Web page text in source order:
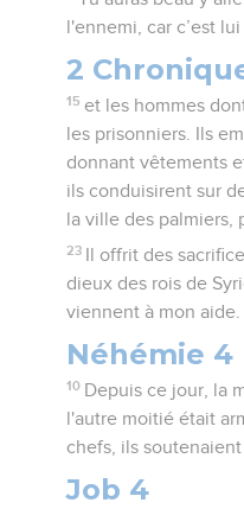
l'ennemi, car c’est
2
15 et les hommes
les prisonniers. Ils
donnant vêtements
ils conduisirent sur
la ville des palmiers,
23
Il offrit des
dieux des rois de
viennent à mon aide.
Néhémie 4
10 Depuis ce jour, la
l'autre moitié était
chefs, ils
Job 4